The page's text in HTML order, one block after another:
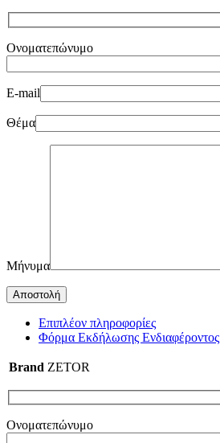
Ονοματεπώνυμο
E-mail
Θέμα
Μήνυμα
Επιπλέον πληροφορίες
Φόρμα Εκδήλωσης Ενδιαφέροντος
Brand ZETOR
Ονοματεπώνυμο